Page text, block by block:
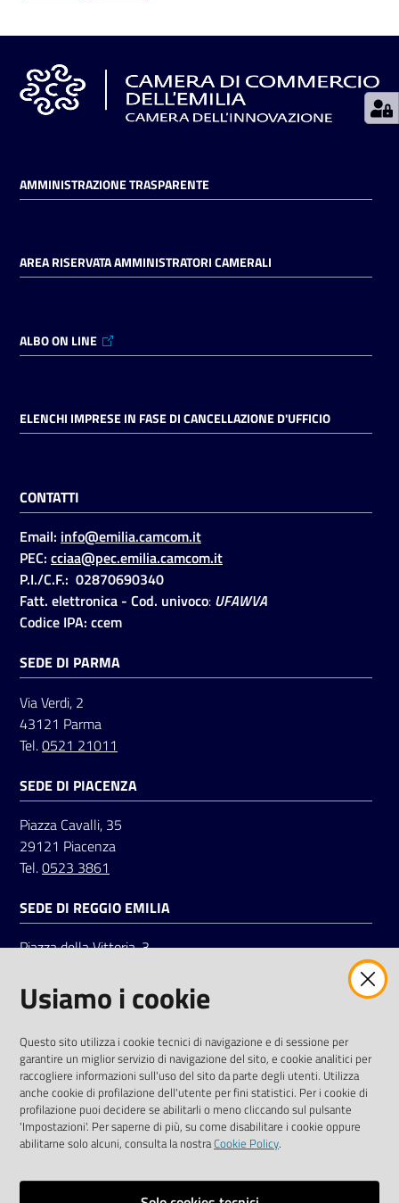
Seguici
su
AMMINISTRAZIONE TRASPARENTE
AREA RISERVATA AMMINISTRATORI CAMERALI
ALBO ON LINE
ELENCHI IMPRESE IN FASE DI CANCELLAZIONE D'UFFICIO
CONTATTI
Email: info@emilia.camcom.it
PEC: cciaa@pec.emilia.camcom.it
P.I./C.F.: 02870690340
Fatt. elettronica - Cod. univoco: UFAWVA
Codice IPA: ccem
SEDE DI PARMA
Via Verdi, 2
43121 Parma
Tel.0521 21011
SEDE DI PIACENZA
Piazza Cavalli, 35
29121 Piacenza
Tel.0523 3861
SEDE DI REGGIO EMILIA
Piazza della Vittoria, 3
Tel.0522 7961
LinkedinFacebookInstagram
Usiamo i cookie
Questo sito utilizza i cookie tecnici di navigazione e di sessione per
garantire un miglior servizio di navigazione del sito, e cookie analitici per
raccogliere informazioni sull'uso del sito da parte degli utenti. Utilizza
anche cookie di profilazione dell'utente per fini statistici. Per i cookie di
profilazione puoi decidere se abilitarli o meno cliccando sul pulsante
'Impostazioni'. Per saperne di più, su come disabilitare i cookie oppure
abilitarne solo alcuni, consulta la nostraCookie Policy.